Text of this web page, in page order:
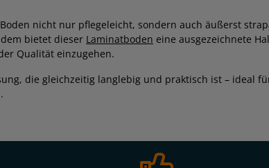
nicht nur pflegeleicht, sondern auch äußerst
bietet dieser Laminatboden eine ausgezeichnete
Qualität einzugehen.
die gleichzeitig langlebig und praktisch ist – ideal